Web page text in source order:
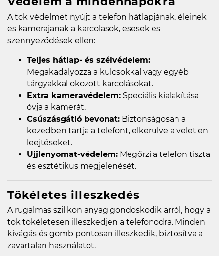
A tok védelmet nyújt a telefon hátlapjának, éleinek
és kamerájának a karcolások, esések és
szennyeződések ellen:
Teljes hátlap- és szélvédelem:
Megakadályozza a kulcsokkal vagy egyéb
tárgyakkal okozott karcolásokat.
Extra kameravédelem: Speciális kialakítása
óvja a kamerát.
Csúszásgátló bevonat: Biztonságosan a
kezedben tartja a telefont, elkerülve a véletlen
leejtéseket.
Ujjlenyomat-védelem: Megőrzi a telefon tiszta
és esztétikus megjelenését.
Tökéletes illeszkedés
A rugalmas szilikon anyag gondoskodik arról, hogy a
tok tökéletesen illeszkedjen a telefonodra. Minden
kivágás és gomb pontosan illeszkedik, biztosítva a
zavartalan használatot.